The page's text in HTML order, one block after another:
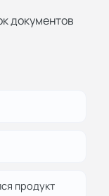
документов
продукт